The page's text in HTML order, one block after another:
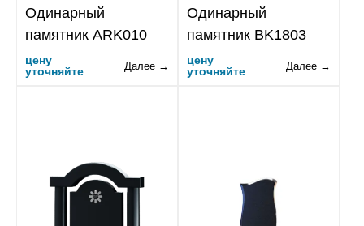
Одинарный
памятник ARK010
цену
уточняйте
Далее →
Одинарный
памятник BK1803
цену
уточняйте
Далее →